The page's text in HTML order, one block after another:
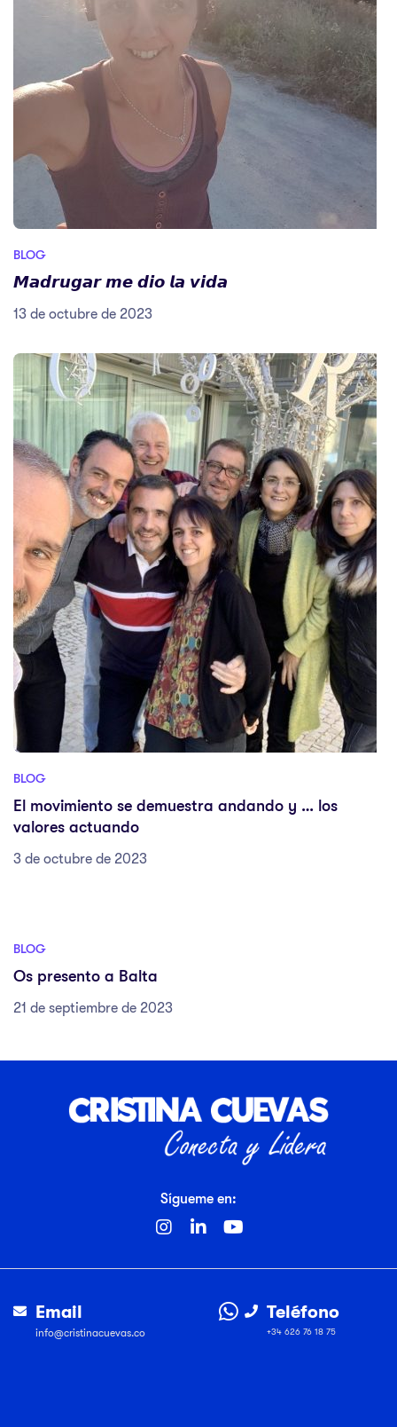
BLOG
𝙈𝙖𝙙𝙧𝙪𝙜𝙖𝙧 𝙢𝙚 𝙙𝙞𝙤 𝙡𝙖 𝙫𝙞𝙙𝙖
13 de octubre de 2023
BLOG
El movimiento se demuestra andando y … los
valores actuando
3 de octubre de 2023
BLOG
Os presento a Balta
21 de septiembre de 2023
Sígueme en:
Email
info@cristinacuevas.co
Teléfono
+34 626 76 18 75